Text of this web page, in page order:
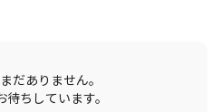
だありません。
待ちしています。